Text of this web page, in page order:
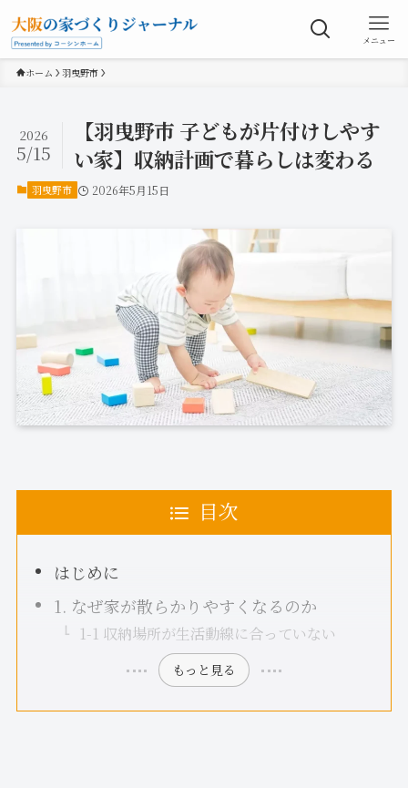
メニュー
ホーム 羽曳野市
【羽曳野市 子どもが片付けしやす
い家】収納計画で暮らしは変わる
2026
5/15
羽曳野市 2026年5月15日
目次
はじめに
1. なぜ家が散らかりやすくなるのか
1-1 収納場所が生活動線に合っていない
もっと見る